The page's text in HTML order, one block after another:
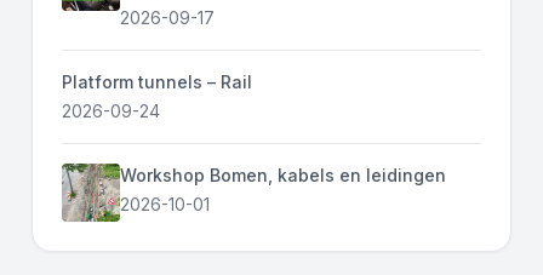
2026-09-17
Platform tunnels – Rail
2026-09-24
Workshop Bomen, kabels en leidingen
2026-10-01